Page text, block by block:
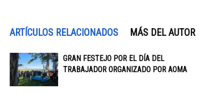
ARTÍCULOS RELACIONADOS MÁS DEL AUTOR
GRAN FESTEJO POR EL DÍA DEL
TRABAJADOR ORGANIZADO POR AOMA